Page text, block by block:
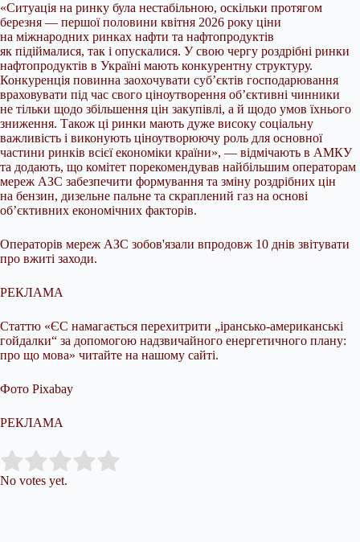
«Ситуація на ринку була нестабільною, оскільки протягом
березня — першої половини квітня 2026 року ціни
на міжнародних ринках нафти та нафтопродуктів
як підіймалися, так і опускалися. У свою чергу роздрібні ринки
нафтопродуктів в Україні мають конкурентну структуру.
Конкуренція повинна заохочувати суб’єктів господарювання
враховувати під час свого ціноутворення об’єктивні чинники
не тільки щодо збільшення цін закупівлі, а й щодо умов їхнього
зниження. Також ці ринки мають дуже високу соціальну
важливість і виконують ціноутворюючу роль для основної
частини ринків всієї економіки країни», — відмічають в АМКУ
та додають, що комітет порекомендував найбільшим операторам
мереж АЗС забезпечити формування та зміну роздрібних цін
на бензин, дизельне пальне та скраплений газ на основі
об’єктивних економічних факторів.
Операторів мереж АЗС зобов'язали впродовж 10 днів звітувати
про вжиті заходи.
РЕКЛАМА
Статтю «ЄС намагається перехитрити „ірансько-американські
гойдалки“ за допомогою надзвичайного енергетичного плану:
про що мова» читайте на нашому сайті.
Фото Pixabay
РЕКЛАМА
Rate this item:
No votes yet.